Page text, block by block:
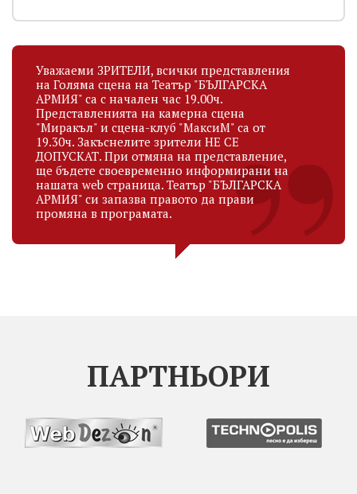
Уважаеми ЗРИТЕЛИ, всички представления
на Голяма сцена на Театър "БЪЛГАРСКА
АРМИЯ" са с начален час 19.00ч.
Представленията на камерна сцена
"Миракъл" и сцена-клуб "МаксиМ" са от
19.30ч. Закъснелите зрители НЕ СЕ
ДОПУСКАТ. При отмяна на представление,
ще бъдете своевременно информирани на
нашата web страница. Театър "БЪЛГАРСКА
АРМИЯ" си запазва правото да прави
промяна в програмата.
ПАРТНЬОРИ